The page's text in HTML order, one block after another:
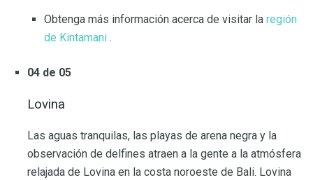
Obtenga más información acerca de visitar la región
de Kintamani .
04 de 05
Lovina
Las aguas tranquilas, las playas de arena negra y la
observación de delfines atraen a la gente a la atmósfera
relajada de Lovina en la costa noroeste de Bali. Lovina